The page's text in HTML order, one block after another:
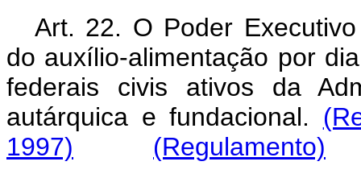
Art. 22. O Poder
do auxílio-alimentação por
federais civis ativos da
autárquica e fundacional.
1997)
(Regulamento)